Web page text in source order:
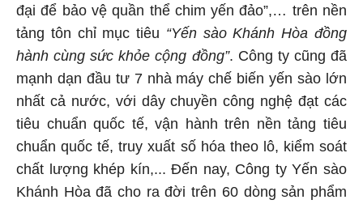
đại để bảo vệ quần thể chim yến đảo”,… trên nền
tảng tôn chỉ mục tiêu “Yến sào Khánh Hòa đồng
hành cùng sức khỏe cộng đồng”. Công ty cũng đã
mạnh dạn đầu tư 7 nhà máy chế biến yến sào lớn
nhất cả nước, với dây chuyền công nghệ đạt các
tiêu chuẩn quốc tế, vận hành trên nền tảng tiêu
chuẩn quốc tế, truy xuất số hóa theo lô, kiểm soát
chất lượng khép kín,... Đến nay, Công ty Yến sào
Khánh Hòa đã cho ra đời trên 60 dòng sản phẩm